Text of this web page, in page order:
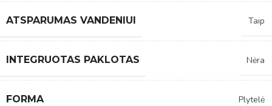
ATSPARUMAS VANDENIUI Taip
INTEGRUOTAS PAKLOTAS Nėra
FORMA Plytelė